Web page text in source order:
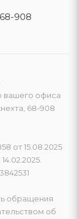
908
вашего офиса
68-908
от 15.08.2025
обращения
об